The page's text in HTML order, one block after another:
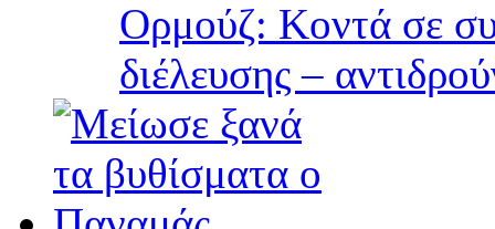
Ορμούζ: Κοντά σε
διέλευσης –